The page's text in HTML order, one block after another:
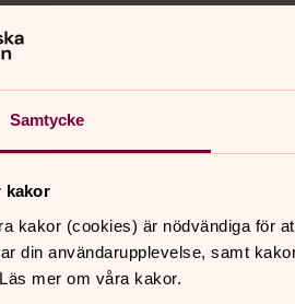
Samtycke
kakor
kakor (cookies) är nödvändiga för
din användarupplevelse, samt
mer om våra kakor.